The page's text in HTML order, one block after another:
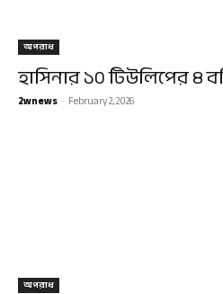
অপরাধ
হাসিনার ১০ টিউলিপের ৪
2wnews - February 2, 2026
অপরাধ